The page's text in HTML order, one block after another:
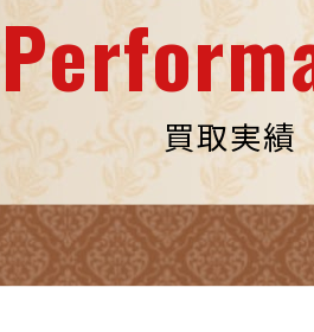
買取実績